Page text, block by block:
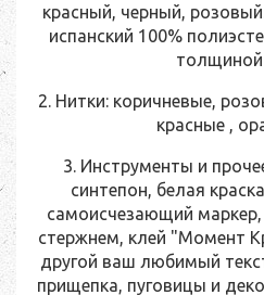
красный, черный,
испанский 100%
толщиной
2. Нитки: коричневые,
красные ,
3. Инструменты и
синтепон, белая
самоисчезающий маркер,
стержнем, клей "Момент
другой ваш любимый
прищепка, пуговицы и